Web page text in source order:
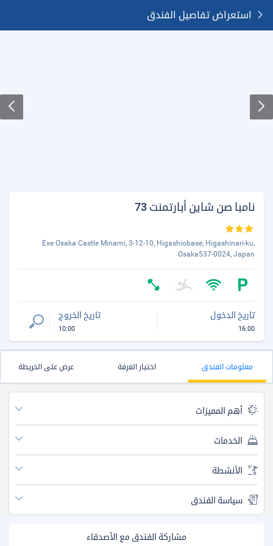
استعراض تفاصيل الفندق
نامبا صن شاين أبارتمنت 73
Exe Osaka Castle Minami, 3-12-10, Higashiobase, Higashinari-ku,
Osaka537-0024, Japan
تاريخ الدخول
16:00
تاريخ الخروج
10:00
معلومات الفندق اختيار الغرفة عرض على الخريطة
أهم المميزات
الخدمات
الأنشطة
سياسة الفندق
مشاركة الفندق مع الأصدقاء